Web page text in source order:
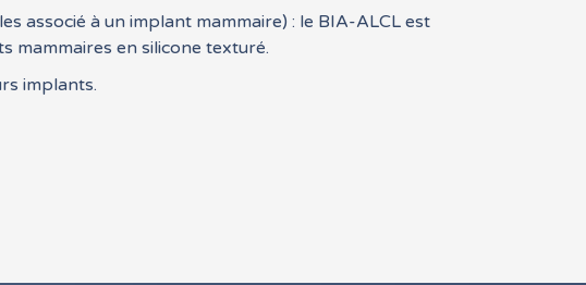
associé à un implant mammaire) : le BIA-ALCL est
mammaires en silicone texturé.
implants.